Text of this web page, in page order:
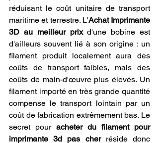
réduisant le coût unitaire de transport
maritime et terrestre. L'Achat Imprimante
3D au meilleur prix d'une bobine est
d'ailleurs souvent lié à son origine : un
filament produit localement aura des
coûts de transport faibles, mais des
coûts de main-d'œuvre plus élevés. Un
filament importé en très grande quantité
compense le transport lointain par un
coût de fabrication extrêmement bas. Le
secret pour acheter du filament pour
imprimante 3d pas cher réside donc